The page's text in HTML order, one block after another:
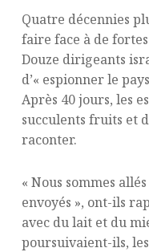
Quatre décennies
faire face à de
Douze dirigeants
d’« espionner le
Après 40 jours, les
succulents fruits et
raconter.
« Nous sommes
envoyés », ont-ils
avec du lait et du
poursuivaient-ils,